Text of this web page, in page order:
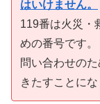
はいけません。
119番は火災・
めの番号です。
問い合わせの
きたすことにな